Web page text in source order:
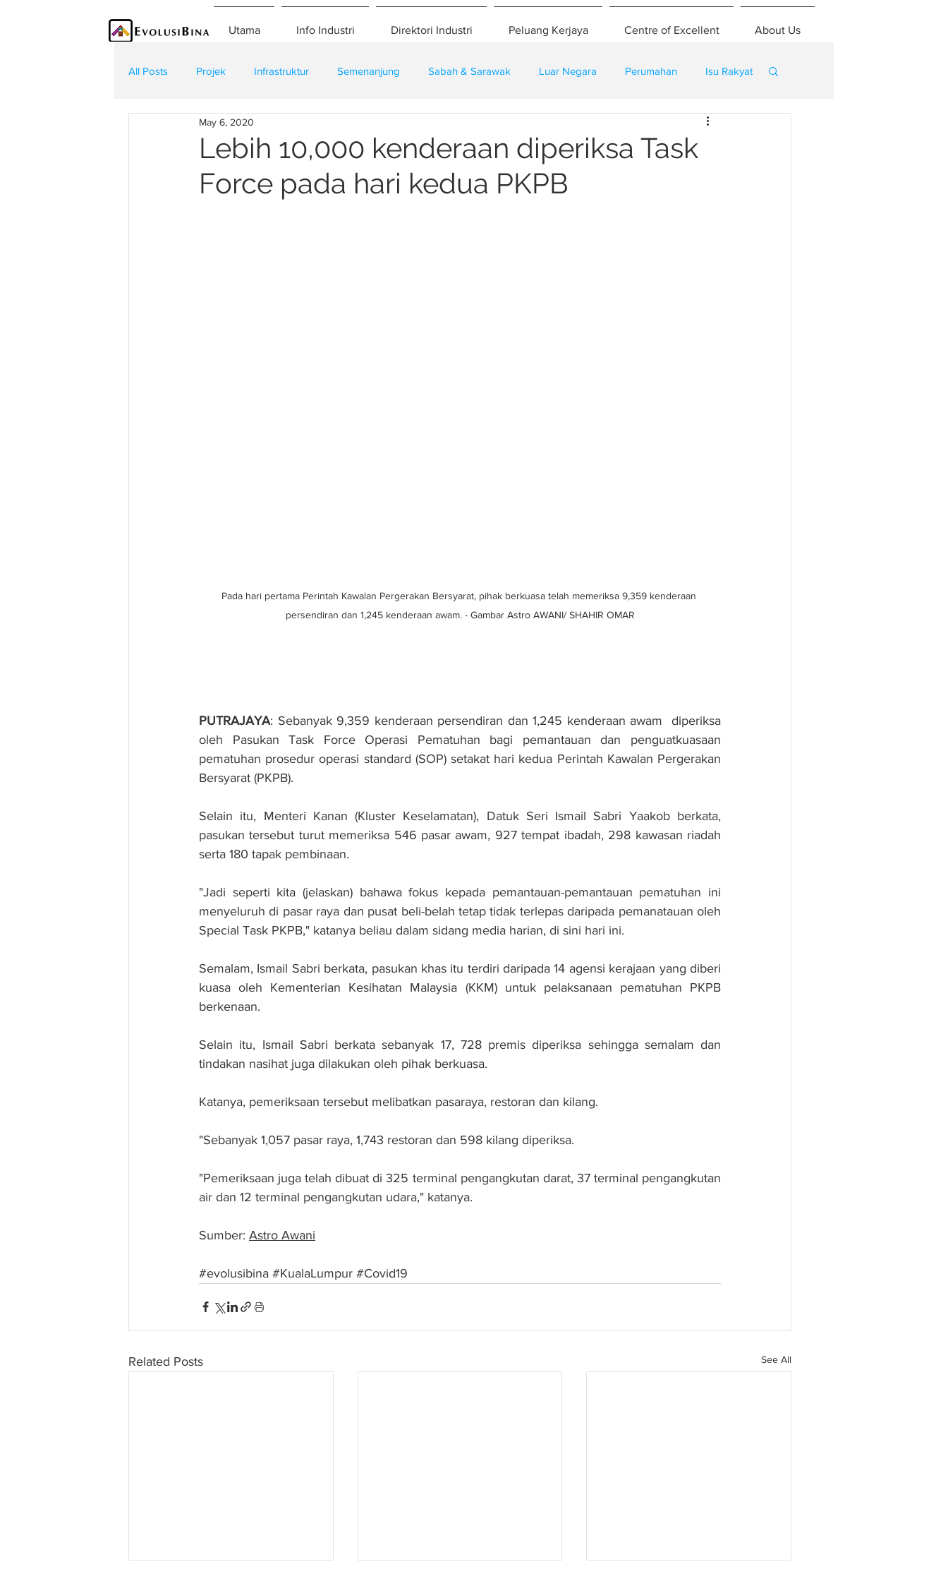
Utama Info Industri Direktori Industri Peluang Kerjaya Centre of Excellent About Us
All Posts Projek Infrastruktur Semenanjung Sabah & Sarawak Luar Negara Perumahan Isu Rakyat
Teknologi Kontraktor
Lebih 10,000 kenderaan diperiksa Task
Force pada hari kedua PKPB
May 6, 2020
Pada hari pertama Perintah Kawalan Pergerakan Bersyarat, pihak berkuasa telah memeriksa 9,359 kenderaan
persendiran dan 1,245 kenderaan awam. - Gambar Astro AWANI/ SHAHIR OMAR
PUTRAJAYA: Sebanyak 9,359 kenderaan persendiran dan 1,245 kenderaan awam  diperiksa
oleh Pasukan Task Force Operasi Pematuhan bagi pemantauan dan penguatkuasaan
pematuhan prosedur operasi standard (SOP) setakat hari kedua Perintah Kawalan Pergerakan
Bersyarat (PKPB).
Selain itu, Menteri Kanan (Kluster Keselamatan), Datuk Seri Ismail Sabri Yaakob berkata,
pasukan tersebut turut memeriksa 546 pasar awam, 927 tempat ibadah, 298 kawasan riadah
serta 180 tapak pembinaan.
"Jadi seperti kita (jelaskan) bahawa fokus kepada pemantauan-pemantauan pematuhan ini
menyeluruh di pasar raya dan pusat beli-belah tetap tidak terlepas daripada pemanatauan oleh
Special Task PKPB," katanya beliau dalam sidang media harian, di sini hari ini.
Semalam, Ismail Sabri berkata, pasukan khas itu terdiri daripada 14 agensi kerajaan yang diberi
kuasa oleh Kementerian Kesihatan Malaysia (KKM) untuk pelaksanaan pematuhan PKPB
berkenaan.
Selain itu, Ismail Sabri berkata sebanyak 17, 728 premis diperiksa sehingga semalam dan
tindakan nasihat juga dilakukan oleh pihak berkuasa.
Katanya, pemeriksaan tersebut melibatkan pasaraya, restoran dan kilang.
"Sebanyak 1,057 pasar raya, 1,743 restoran dan 598 kilang diperiksa.
"Pemeriksaan juga telah dibuat di 325 terminal pengangkutan darat, 37 terminal pengangkutan
air dan 12 terminal pengangkutan udara," katanya.
Sumber: Astro Awani
#evolusibina #KualaLumpur #Covid19
Related Posts See All